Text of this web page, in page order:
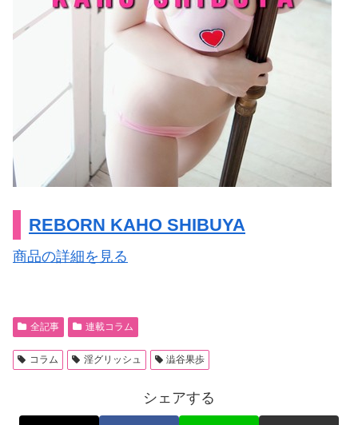
REBORN KAHO SHIBUYA
商品の詳細を見る
全記事 連載コラム
コラム 淫グリッシュ 澁谷果歩
シェアする